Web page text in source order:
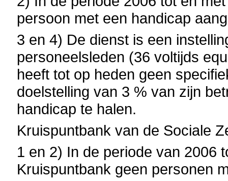
persoon met een handicap
3 en 4) De dienst is een
personeelsleden (36voltijds
heeft tot op heden geen
doelstelling van 3 % van zijn
handicap te halen.
Kruispuntbank van de Sociale
1 en 2) In de periode van 2006
Kruispuntbank geen personen